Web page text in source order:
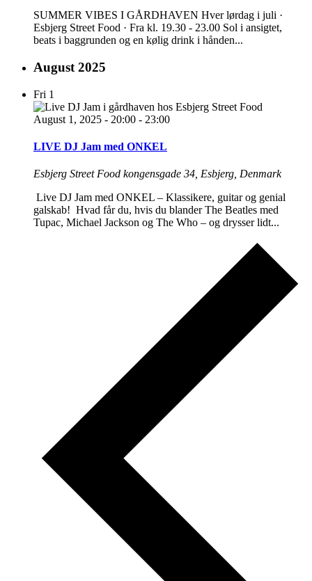
SUMMER VIBES I GÅRDHAVEN Hver lørdag i juli ·
Esbjerg Street Food · Fra kl. 19.30 - 23.00 Sol i ansigtet,
beats i baggrunden og en kølig drink i hånden...
August 2025
Fri 1
August 1, 2025 - 20:00 - 23:00
LIVE DJ Jam med ONKEL
Esbjerg Street Food kongensgade 34, Esbjerg, Denmark
Live DJ Jam med ONKEL – Klassikere, guitar og genial
galskab! Hvad får du, hvis du blander The Beatles med
Tupac, Michael Jackson og The Who – og drysser lidt...